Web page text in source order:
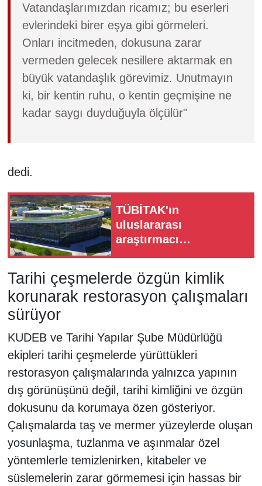
Vatandaşlarımızdan ricamız; bu eserleri
evlerindeki birer eşya gibi görmeleri.
Onları incitmeden, dokusuna zarar
vermeden gelecek nesillere aktarmak en
büyük vatandaşlık görevimiz. Unutmayın
ki, bir kentin ruhu, o kentin geçmişine ne
kadar saygı duyduğuyla ölçülür"
dedi.
TÜBİTAK'ın
uluslararası
araştırmacı
7'si İzmir'den
Tarihi çeşmelerde özgün kimlik
korunarak restorasyon çalışmaları
sürüyor
KUDEB ve Tarihi Yapılar Şube Müdürlüğü
ekipleri tarihi çeşmelerde yürüttükleri
restorasyon çalışmalarında yalnızca yapının
dış görünüşünü değil, tarihi kimliğini ve özgün
dokusunu da korumaya özen gösteriyor.
Çalışmalarda taş ve mermer yüzeylerde oluşan
yosunlaşma, tuzlanma ve aşınmalar özel
yöntemlerle temizlenirken, kitabeler ve
süslemelerin zarar görmemesi için hassas bir